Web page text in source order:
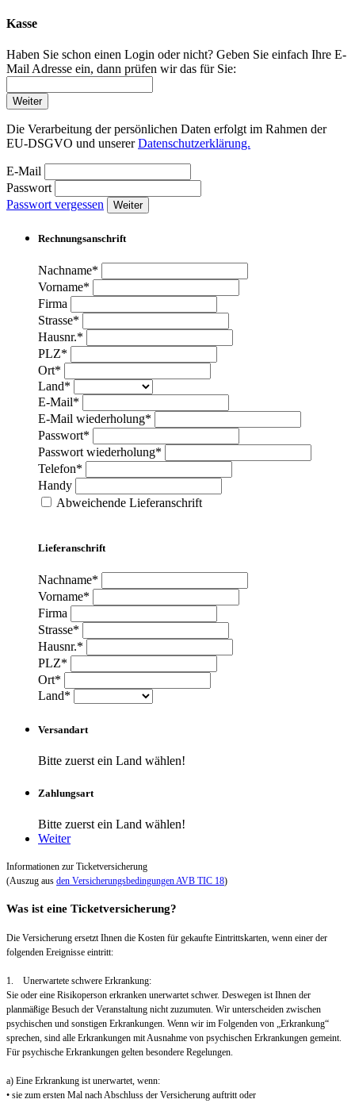
Kasse
Haben Sie schon einen Login oder nicht? Geben Sie einfach Ihre E-
Mail Adresse ein, dann prüfen wir das für Sie:
Weiter
Die Verarbeitung der persönlichen Daten erfolgt im Rahmen der
EU-DSGVO und unsererDatenschutzerklärung.
E-Mail
Passwort
Passwort vergessen
Weiter
Rechnungsanschrift
Nachname*
Vorname*
Firma
Strasse*
Hausnr.*
PLZ*
Ort*
Land*
E-Mail*
E-Mail wiederholung*
Passwort*
Passwort wiederholung*
Telefon*
Handy
Abweichende Lieferanschrift
Lieferanschrift
Nachname*
Vorname*
Firma
Strasse*
Hausnr.*
PLZ*
Ort*
Land*
Versandart
Bitte zuerst ein Land wählen!
Zahlungsart
Bitte zuerst ein Land wählen!
Weiter
Informationen zur Ticketversicherung
(Auszug aus den Versicherungsbedingungen AVB TIC 18)
Was ist eine Ticketversicherung?
Die Versicherung ersetzt Ihnen die Kosten für gekaufte Eintrittskarten, wenn einer der
folgenden Ereignisse eintritt:
1. Unerwartete schwere Erkrankung:
Sie oder eine Risikoperson erkranken unerwartet schwer. Deswegen ist Ihnen der
planmäßige Besuch der Veranstaltung nicht zuzumuten. Wir unterscheiden zwischen
psychischen und sonstigen Erkrankungen. Wenn wir im Folgenden von „Erkrankung“
sprechen, sind alle Erkrankungen mit Ausnahme von psychischen Erkrankungen gemeint.
Für psychische Erkrankungen gelten besondere Regelungen.
a) Eine Erkrankung ist unerwartet, wenn:
• sie zum ersten Mal nach Abschluss der Versicherung auftritt oder